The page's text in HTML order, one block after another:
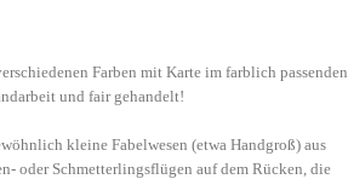
Farben mit Karte im farblich passenden
und fair gehandelt!
kleine Fabelwesen (etwa Handgroß) aus
oder Schmetterlingsflügen auf dem Rücken, die